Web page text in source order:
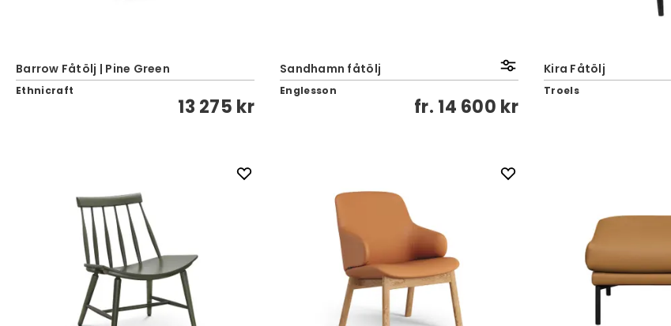
Barrow Fåtölj | Pine Green
Ethnicraft
13 275 kr
Sandhamn fåtölj
Englesson
fr. 14 600 kr
Kira Fåtölj
Troels